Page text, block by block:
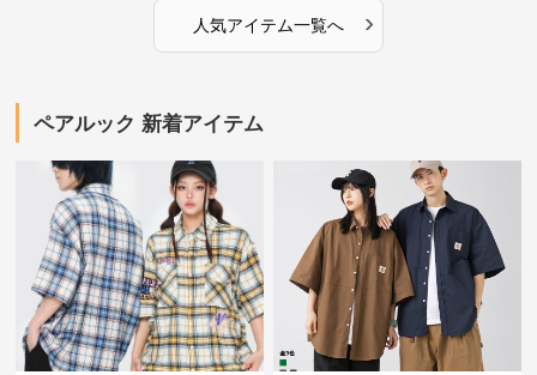
人気アイテム一覧へ ›
ペアルック 新着アイテム